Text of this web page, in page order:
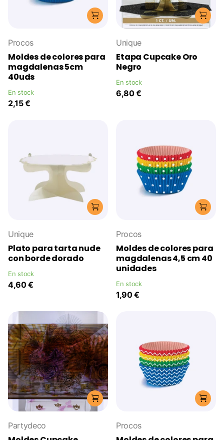
Procos
Moldes de colores para
magdalenas 5cm
40uds
En stock
2,15 €
Unique
Etapa Cupcake Oro
Negro
En stock
6,80 €
Unique
Plato para tarta nude
con borde dorado
En stock
4,60 €
Procos
Moldes de colores para
magdalenas 4,5 cm 40
unidades
En stock
1,90 €
Partydeco Procos